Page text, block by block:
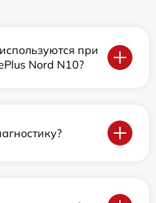
при
Nord N10?